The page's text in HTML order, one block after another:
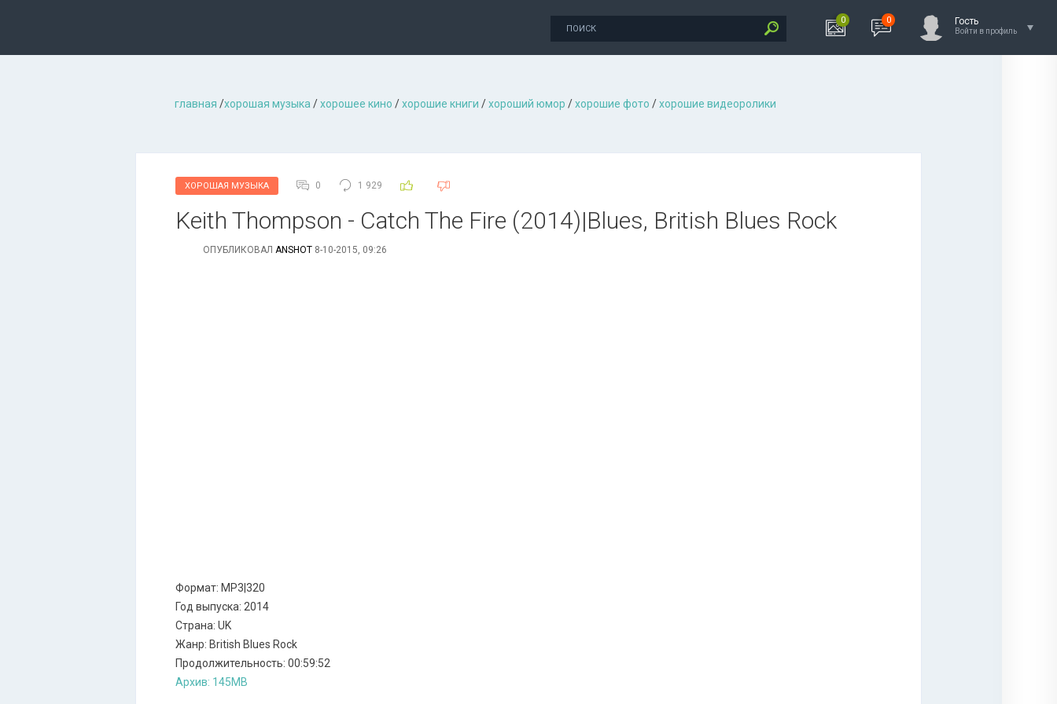
0 0 Гость
Войти в профиль
главная /хорошая музыкa /хорошее кино /хорошие книги /хороший юмор /хорошие фото /хорошие видеоролики
ХОРОШАЯ МУЗЫКА 0 1 929
Keith Thompson - Catch The Fire (2014)|Blues, British Blues Rock
ОПУБЛИКОВАЛ ANSHOT 8-10-2015, 09:26
Формат: MP3|320
Год выпуска: 2014
Страна: UK
Жанр: British Blues Rock
Продолжительность: 00:59:52
Архив: 145MB